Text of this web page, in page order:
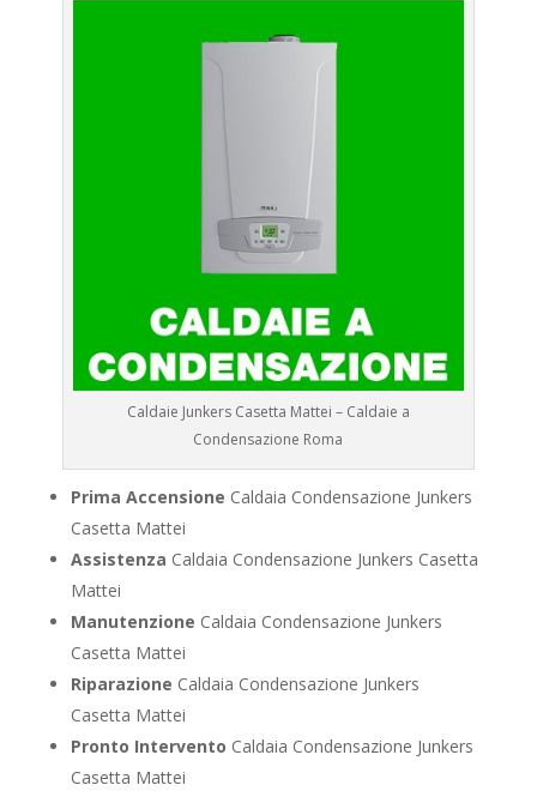
Caldaie Junkers Casetta Mattei – Caldaie a
Condensazione Roma
Prima Accensione Caldaia Condensazione Junkers
Casetta Mattei
Assistenza Caldaia Condensazione Junkers Casetta
Mattei
Manutenzione Caldaia Condensazione Junkers
Casetta Mattei
Riparazione Caldaia Condensazione Junkers
Casetta Mattei
Pronto Intervento Caldaia Condensazione Junkers
Casetta Mattei